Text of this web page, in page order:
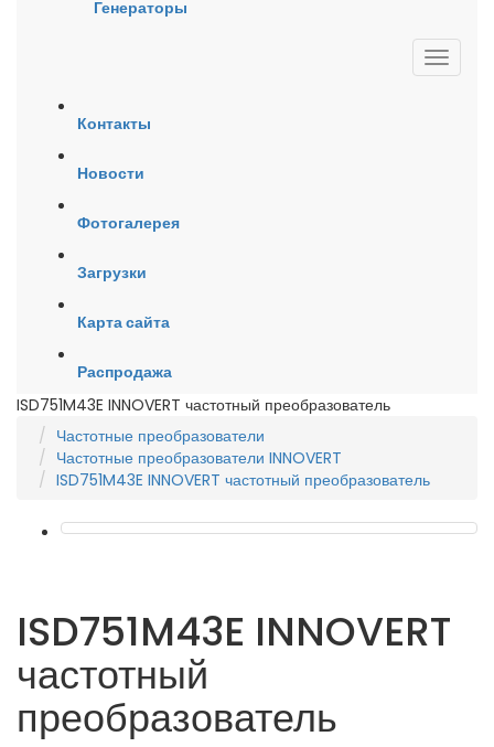
Генераторы
Контакты
Новости
Фотогалерея
Загрузки
Карта сайта
Распродажа
ISD751M43E INNOVERT частотный преобразователь
Частотные преобразователи
Частотные преобразователи INNOVERT
ISD751M43E INNOVERT частотный преобразователь
ISD751M43E INNOVERT
частотный
преобразователь